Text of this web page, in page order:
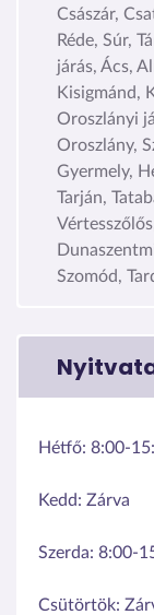
Császár,
Réde, Súr,
járás, Ács,
Kisigmánd,
Oroszlányi
Oroszlány,
Gyermely,
Tarján,
Szomód,
Hétfő: 8:00-
Kedd: Zárva
Szerda: 8:00-
Csütörtök: